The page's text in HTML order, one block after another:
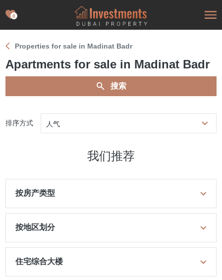
0
Properties for sale in Madinat Badr
Apartments for sale in Madinat Badr
搜索
排序方式 人气
我们推荐
按房产类型
按地区划分
住宅综合大楼